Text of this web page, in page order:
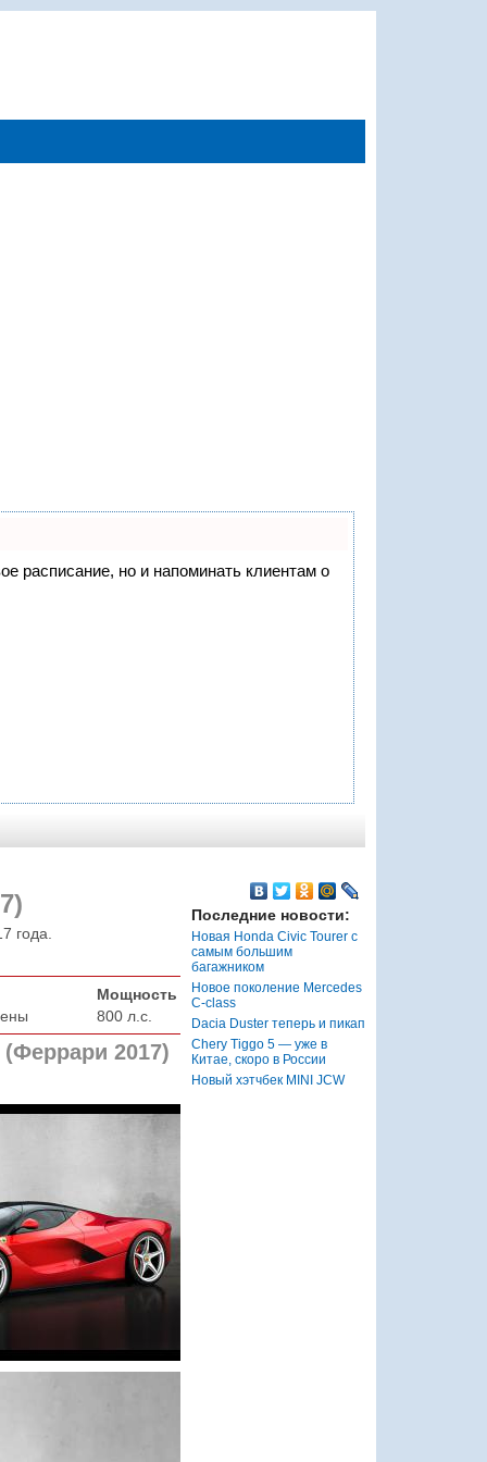
расписание, но и напоминать клиентам о
года.
Мощность
800 л.с.
2017)
Последние новости:
Новая Honda Civic Tourer с
самым большим
багажником
Новое поколение Mercedes
C-class
Dacia Duster теперь и пикап
Chery Tiggo 5 — уже в
Китае, скоро в России
Новый хэтчбек MINI JCW